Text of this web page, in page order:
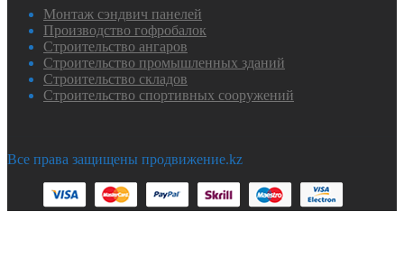
Монтаж сэндвич панелей
Производство гофробалок
Строительство ангаров
Строительство промышленных зданий
Строительство складов
Строительство спортивных сооружений
Все права защищены продвижение.kz